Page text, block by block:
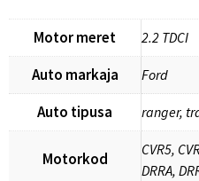
Motor meret 2.2 TDCI
Auto markaja Ford
Auto tipusa ranger,
Motorkod
CVR5,
DRRA,